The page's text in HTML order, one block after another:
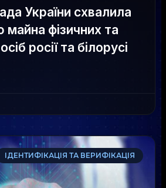
України схвалила
майна фізичних та
росії та білорусі
ІДЕНТИФІКАЦІЯ ТА ВЕРИФІКАЦІЯ